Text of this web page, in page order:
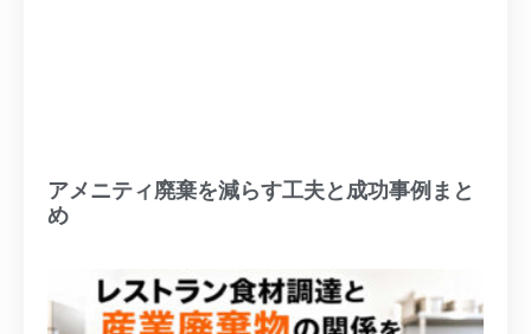
アメニティ廃棄を減らす工夫と成功事例まと
め